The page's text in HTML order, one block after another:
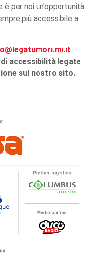
per noi un’opportunità
più accessibile a
accessibilità legate
sul nostro sito.